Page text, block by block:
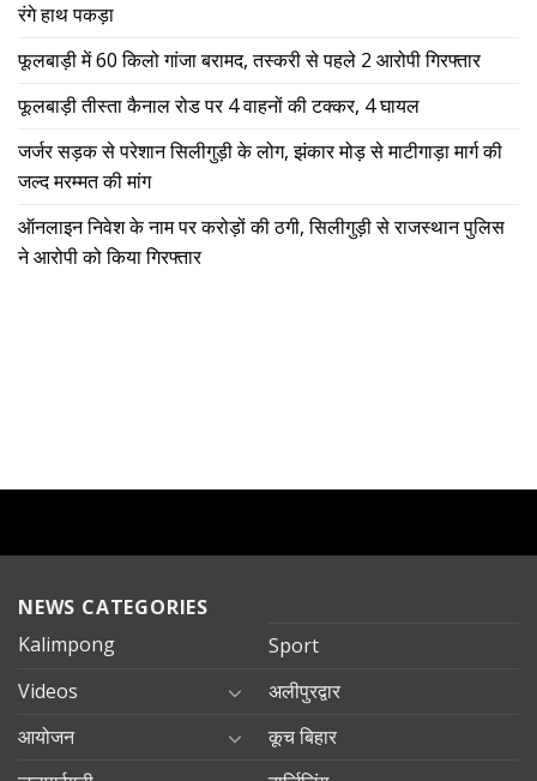
रंगे हाथ पकड़ा
फूलबाड़ी में 60 किलो गांजा बरामद, तस्करी से पहले 2 आरोपी गिरफ्तार
फूलबाड़ी तीस्ता कैनाल रोड पर 4 वाहनों की टक्कर, 4 घायल
जर्जर सड़क से परेशान सिलीगुड़ी के लोग, झंकार मोड़ से माटीगाड़ा मार्ग की
जल्द मरम्मत की मांग
ऑनलाइन निवेश के नाम पर करोड़ों की ठगी, सिलीगुड़ी से राजस्थान पुलिस
ने आरोपी को किया गिरफ्तार
NEWS CATEGORIES
Kalimpong
Sport
Videos
अलीपुरद्वार
आयोजन
कूच बिहार